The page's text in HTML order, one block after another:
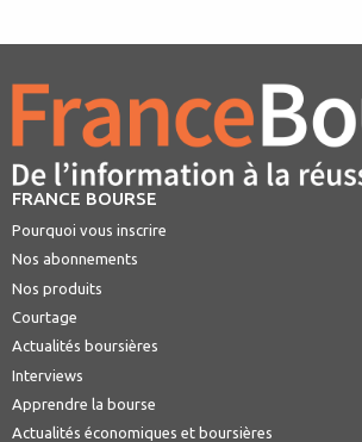
FRANCE BOURSE
Pourquoi vous inscrire
Nos abonnements
Nos produits
Courtage
Actualités boursières
Interviews
Apprendre la bourse
Actualités économiques et boursières